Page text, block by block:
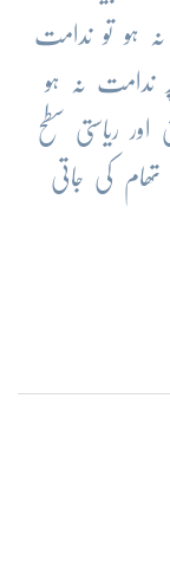
ہو تو ندامت
ندامت نہ ہو
ریاستی سطح
کی جاتی